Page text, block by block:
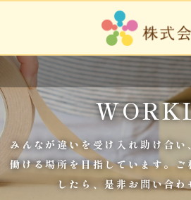
みんなが違いを受け入れ助け合
働ける場所を目指しています。
したら、是非お問い合わ